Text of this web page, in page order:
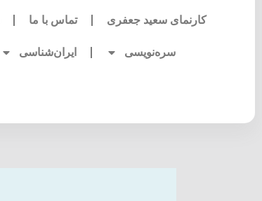
کارنمای سعید جعفری تماس با ما
سره‌نویسی ایران‌شناسی